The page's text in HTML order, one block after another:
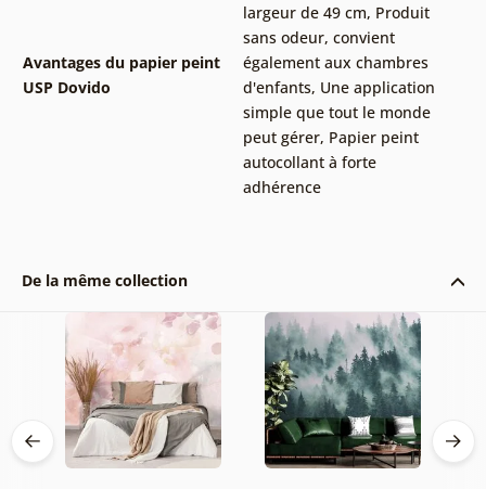
Avantages du papier peint
USP Dovido
largeur de 49 cm, Produit
sans odeur, convient
également aux chambres
d'enfants, Une application
simple que tout le monde
peut gérer, Papier peint
autocollant à forte
adhérence
De la même collection